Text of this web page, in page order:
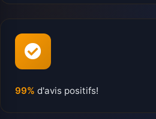
99% d'avis positifs!